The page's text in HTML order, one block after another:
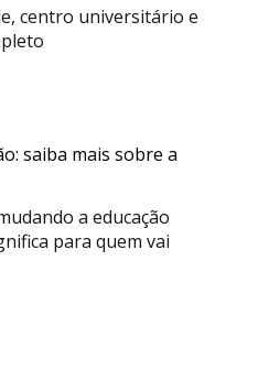
centro universitário e
a educação
para quem vai